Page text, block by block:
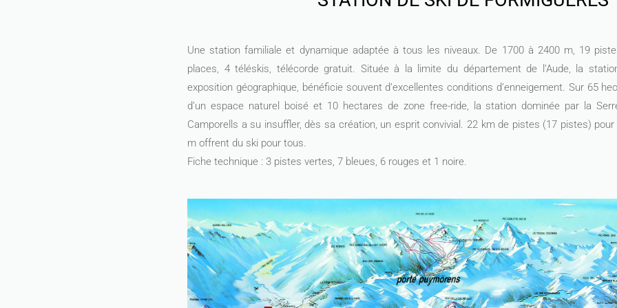
Une station familiale et dynamique adaptée à tous les niveaux. De 1700 à 2400 m, 19
places, 4 téléskis, télécorde gratuit. Située à la limite du département de l’Aude, la
exposition géographique, bénéficie souvent d’excellentes conditions d’enneigement. Sur 65
d’un espace naturel boisé et 10 hectares de zone free-ride, la station dominée par la
Camporells a su insuffler, dès sa création, un esprit convivial. 22 km de pistes (17 pistes)
m offrent du ski pour tous.
Fiche technique : 3 pistes vertes, 7 bleues, 6 rouges et 1 noire.